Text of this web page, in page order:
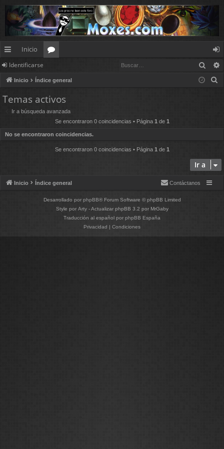
nl
ac
es
pi
Inicio
os
de
nt
Identificarse
Inicio Índice general
Temas activos
Ir a búsqueda avanzada
Se encontraron 0 coincidencias • Página 1 de 1
No se encontraron coincidencias.
Se encontraron 0 coincidencias • Página 1 de 1
Ir a
Inicio Índice general Contáctanos
Desarrollado por phpBB® Forum Software © phpBB Limited
Style por Arty- Actualizar phpBB 3.2 por MrGaby
Traducción al español por phpBB España
Privacidad | Condiciones